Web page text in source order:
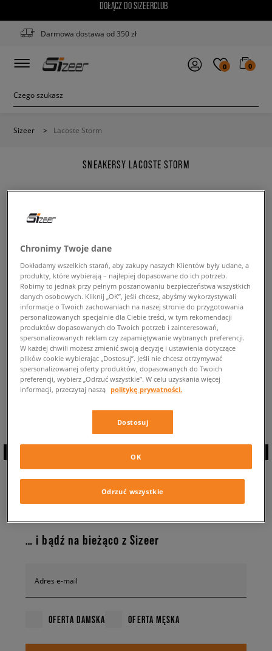
DOŁĄCZ DO SIZEERCLUB
Darmowa dostawa od 350 zł
0 0
Sizeer > Lacoste Storm
SNEAKERSY LACOSTE STORM
ilości filtrów.
POWRÓT DO SKLEPU
Aktualnie przeglądasz: Lacoste Storm ⭐ ⭐ ⭐ ⭐ ⭐Dostępne modele tych
butów: 0 ✅
Powrót do całej kolekcji:
ZAPISZ SIĘ DO
NEWSLETTERA
… i bądź na bieżąco z Sizeer
Adres e-mail
OFERTA DAMSKA OFERTA MĘSKA
Chronimy Twoje dane
Dokładamy wszelkich starań, aby zakupy naszych Klientów były udane, a
produkty, które wybierają – najlepiej dopasowane do ich potrzeb.
Robimy to jednak przy pełnym poszanowaniu bezpieczeństwa wszystkich
danych osobowych. Kliknij „OK”, jeśli chcesz, abyśmy wykorzystywali
informacje o Twoich zachowaniach na naszej stronie do przygotowania
personalizowanych specjalnie dla Ciebie treści, w tym rekomendacji
produktów dopasowanych do Twoich potrzeb i zainteresowań,
spersonalizowanych reklam czy zapamiętywanie wybranych preferencji.
W każdej chwili możesz zmienić swoją decyzję i ustawienia dotyczące
plików cookie wybierając „Dostosuj”. Jeśli nie chcesz otrzymywać
spersonalizowanej oferty produktów, dopasowanych do Twoich
preferencji, wybierz „Odrzuć wszystkie”. W celu uzyskania więcej
informacji, przeczytaj naszą politykę prywatności.
Dostosuj
Odrzuć wszystkie
OK